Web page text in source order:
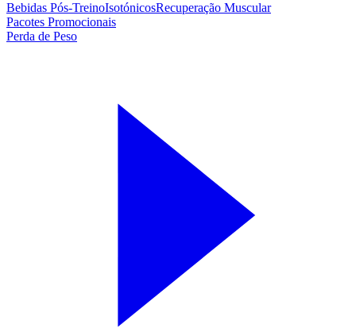
Bebidas Pós-TreinoIsotónicosRecuperação Muscular
Pacotes Promocionais
Perda de Peso